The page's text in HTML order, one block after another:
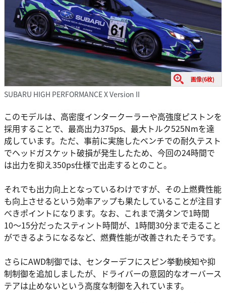
画像(6枚)
SUBARU HIGH PERFORMANCE X Version II
このモデルは、高密度インタークーラーや高強度ピストンを
採用することで、最高出力375ps、最大トルク525Nmを達
成しています。ただ、事前に実施したベンチでの耐久テスト
でヘッドガスケット破損が発生したため、今回の24時間で
は出力を抑え350ps仕様で出走するとのこと。
それでも出力向上となっているわけですが、その上燃費性能
も向上させるという効率アップも果たしていることが注目す
べきポイントになります。なお、これまで満タンで1時間
10〜15分だったスティント時間が、1時間30分まで走ること
ができるようになるなど、燃費性能が改善されたそうです。
さらにAWD制御では、センターデフにスピン挙動検知や抑
制制御を追加しましたが、ドライバーの意図的なオーバース
テアは止めないという高度な制御を入れています。